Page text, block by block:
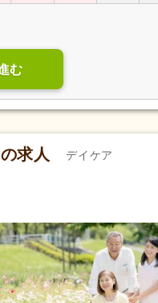
自転車通勤可
む
求人 デイケア